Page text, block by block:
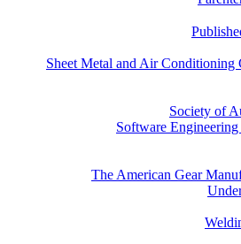
Sheet Metal and Air Conditioning
Society of
Software
The American Gear